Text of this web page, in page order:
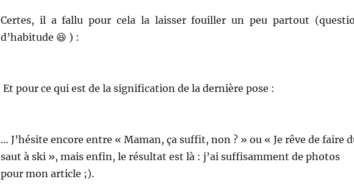
Certes, il a fallu pour cela la laisser fouiller un peu partout
d’habitude 😆 ) :
Et pour ce qui est de la signification de la dernière pose :
… J’hésite encore entre « Maman, ça suffit, non ? » ou « Je rêve de faire
saut à ski », mais enfin, le résultat est là : j’ai suffisamment de photos
pour mon article ;).